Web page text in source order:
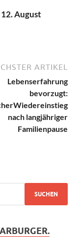
August
ARTIKEL
Lebenserfahrung
bevorzugt:
nach langjähriger
Familienpause